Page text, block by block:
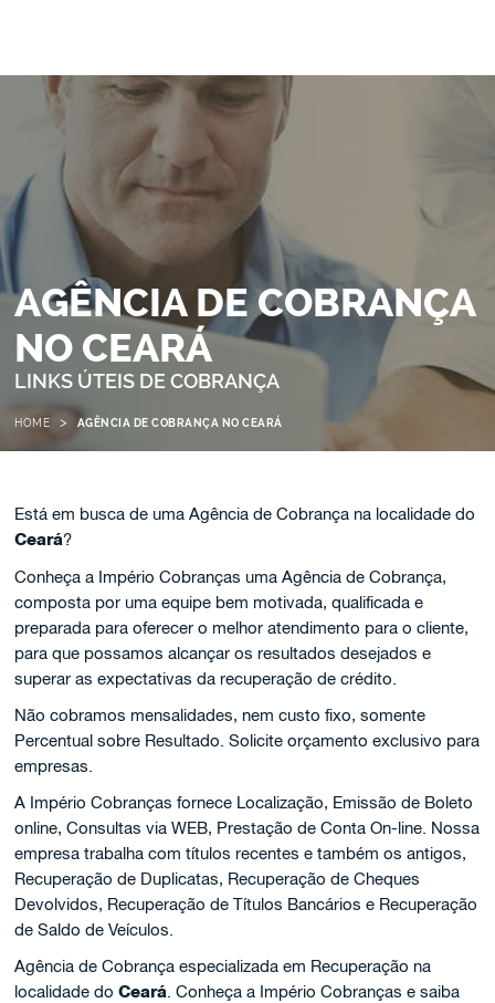
AGÊNCIA DE COBRANÇA
NO CEARÁ
LINKS ÚTEIS DE COBRANÇA
HOME > AGÊNCIA DE COBRANÇA NO CEARÁ
Está em busca de uma Agência de Cobrança na localidade do
Ceará?
Conheça a Império Cobranças uma Agência de Cobrança,
composta por uma equipe bem motivada, qualificada e
preparada para oferecer o melhor atendimento para o cliente,
para que possamos alcançar os resultados desejados e
superar as expectativas da recuperação de crédito.
Não cobramos mensalidades, nem custo fixo, somente
Percentual sobre Resultado. Solicite orçamento exclusivo para
empresas.
A Império Cobranças fornece Localização, Emissão de Boleto
online, Consultas via WEB, Prestação de Conta On-line. Nossa
empresa trabalha com títulos recentes e também os antigos,
Recuperação de Duplicatas, Recuperação de Cheques
Devolvidos, Recuperação de Títulos Bancários e Recuperação
de Saldo de Veículos.
Agência de Cobrança especializada em Recuperação na
localidade doCeará. Conheça a Império Cobranças e saiba